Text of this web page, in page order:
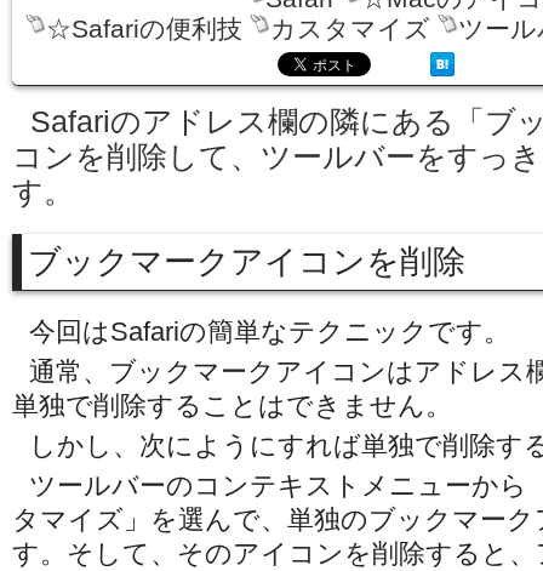
☆Safariの便利技
カスタマイズ ツール
Safariのアドレス欄の隣にある「ブ
コンを削除して、ツールバーをすっ
す。
ブックマークアイコンを削除
今回はSafariの簡単なテクニックです。
通常、ブックマークアイコンはアドレス
単独で削除することはできません。
しかし、次にようにすれば単独で削除す
ツールバーのコンテキストメニューから
タマイズ」を選んで、単独のブックマー
す。そして、そのアイコンを削除すると